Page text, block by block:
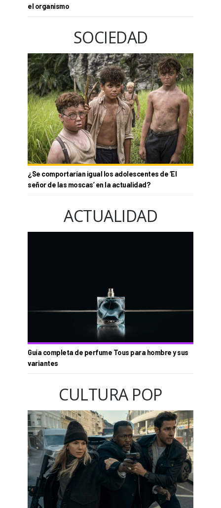
el organismo
SOCIEDAD
¿Se comportarían igual los adolescentes de ‘El
señor de las moscas’ en la actualidad?
ACTUALIDAD
Guía completa de perfume Tous para hombre y sus
variantes
CULTURA POP